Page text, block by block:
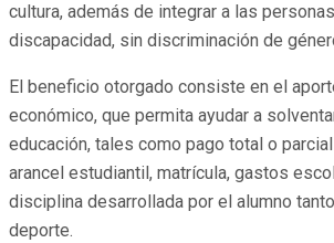
cultura, además de integrar a las
discapacidad, sin discriminación de
El beneficio otorgado consiste en el
económico, que permita ayudar a
educación, tales como pago total o
arancel estudiantil, matrícula, gastos
disciplina desarrollada por el alumno
deporte.